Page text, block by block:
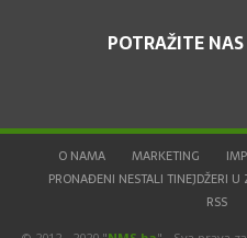
POTRAŽITE
O NAMA MARKETING
PRONAĐENI NESTALI TINEJDŽERI
RSS